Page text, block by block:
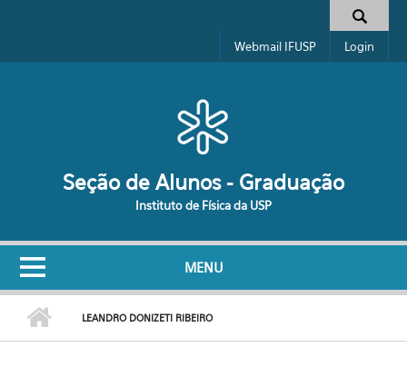
Formulário de busca
Webmail IFUSP Login
Seção de Alunos - Graduação
Instituto de Física da USP
MENU
LEANDRO DONIZETI RIBEIRO